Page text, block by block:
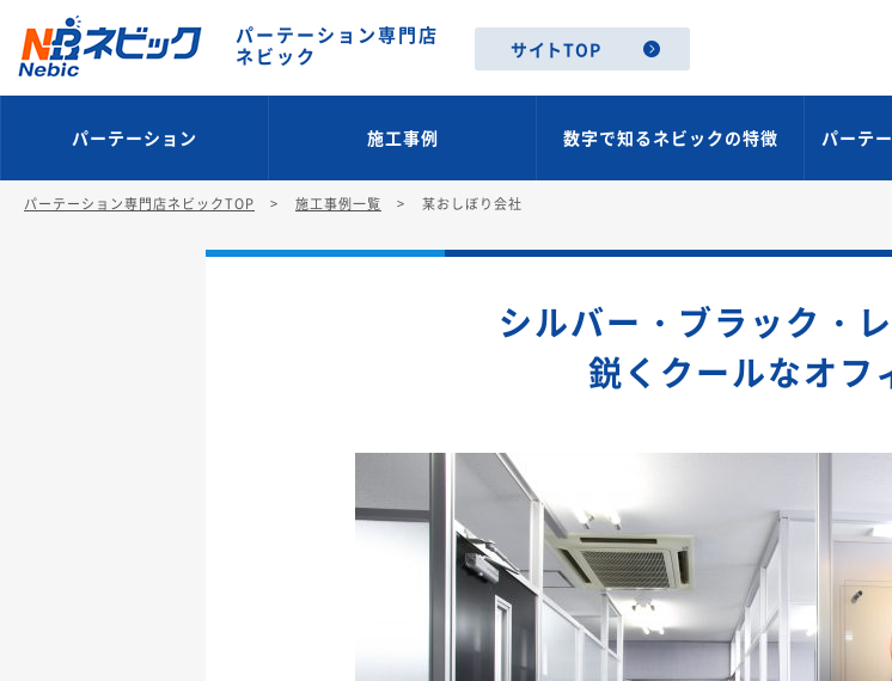
パーテーション専門店
ネビック
サイトTOP
パーテーション 施工事例 数字で知るネビックの特徴 パーテ
パーテーション専門店ネビックTOP 施工事例一覧 某おしぼり会社
シルバー・ブラック・
鋭くクールなオフ